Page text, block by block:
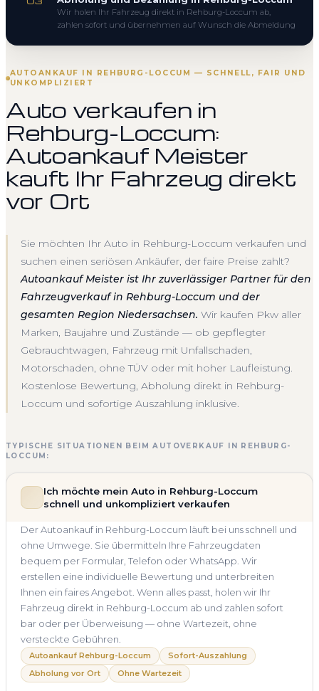
AUTOANKAUF IN REHBURG-LOCCUM — SCHNELL, FAIR UND
UNKOMPLIZIERT
Auto verkaufen in
Rehburg-Loccum:
Autoankauf Meister
kauft Ihr Fahrzeug direkt
vor Ort
Sie möchten Ihr Auto in Rehburg-Loccum verkaufen und
suchen einen seriösen Ankäufer, der faire Preise zahlt?
Autoankauf Meister ist Ihr zuverlässiger Partner für den
Fahrzeugverkauf in Rehburg-Loccum und der
gesamten Region Niedersachsen. Wir kaufen Pkw aller
Marken, Baujahre und Zustände — ob gepflegter
Gebrauchtwagen, Fahrzeug mit Unfallschaden,
Motorschaden, ohne TÜV oder mit hoher Laufleistung.
Kostenlose Bewertung, Abholung direkt in Rehburg-
Loccum und sofortige Auszahlung inklusive.
TYPISCHE SITUATIONEN BEIM AUTOVERKAUF IN REHBURG-
LOCCUM:
Ich möchte mein Auto in Rehburg-Loccum
schnell und unkompliziert verkaufen
Der Autoankauf in Rehburg-Loccum läuft bei uns schnell und
ohne Umwege. Sie übermitteln Ihre Fahrzeugdaten
bequem per Formular, Telefon oder WhatsApp. Wir
erstellen eine individuelle Bewertung und unterbreiten
Ihnen ein faires Angebot. Wenn alles passt, holen wir Ihr
Fahrzeug direkt in Rehburg-Loccum ab und zahlen sofort
bar oder per Überweisung — ohne Wartezeit, ohne
versteckte Gebühren.
Autoankauf Rehburg-Loccum
Sofort-Auszahlung
Abholung vor Ort
Ohne Wartezeit
Wir holen Ihr Fahrzeug direkt in Rehburg-Loccum ab,
zahlen sofort und übernehmen auf Wunsch die Abmeldung